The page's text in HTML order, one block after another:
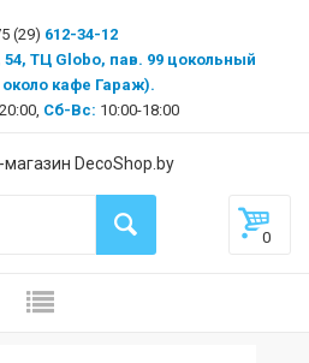
(29) 612-34-12
ТЦ Globo, пав. 99 цокольный
кафе Гараж).
Сб-Вс: 10:00-18:00
0